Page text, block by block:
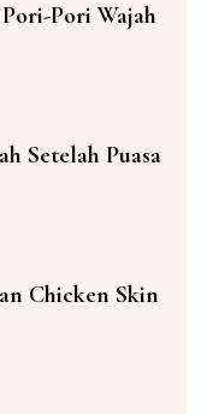
Pori Wajah
Setelah Puasa
Chicken Skin